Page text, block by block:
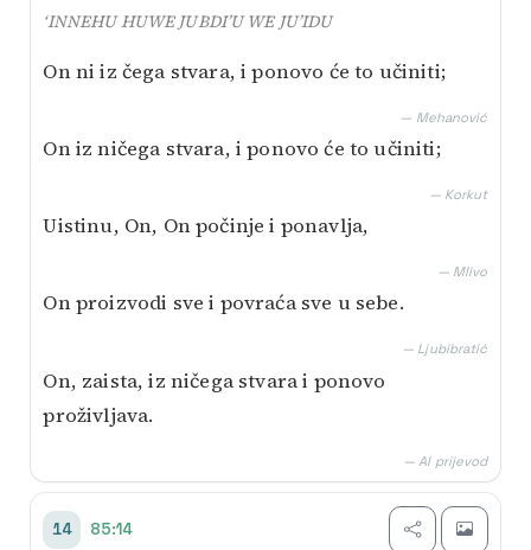
‘INNEHU HUWE JUBDI’U WE JU’IDU
On ni iz čega stvara, i ponovo će to učiniti;
— Mehanović
On iz ničega stvara, i ponovo će to učiniti;
— Korkut
Uistinu, On, On počinje i ponavlja,
— Mlivo
On proizvodi sve i povraća sve u sebe.
— Ljubibratić
On, zaista, iz ničega stvara i ponovo
proživljava.
— AI prijevod
14 85:14